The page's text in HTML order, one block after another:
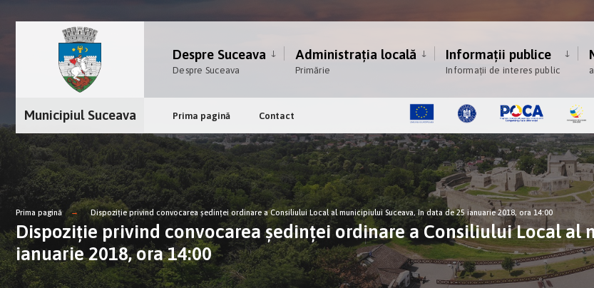
Despre Suceava
Despre Suceava
Administrația locală
Primărie
Informații publice
Informații de interes public
Municipiul Suceava Prima pagină Contact
Prima pagină Dispoziție privind convocarea şedinţei ordinare a Consiliului Local al municipiului Suceava, în data de 25 ianuarie 2018, ora 14:00
Dispoziție privind convocarea şedinţei ordinare a Consiliului Local al
ianuarie 2018, ora 14:00